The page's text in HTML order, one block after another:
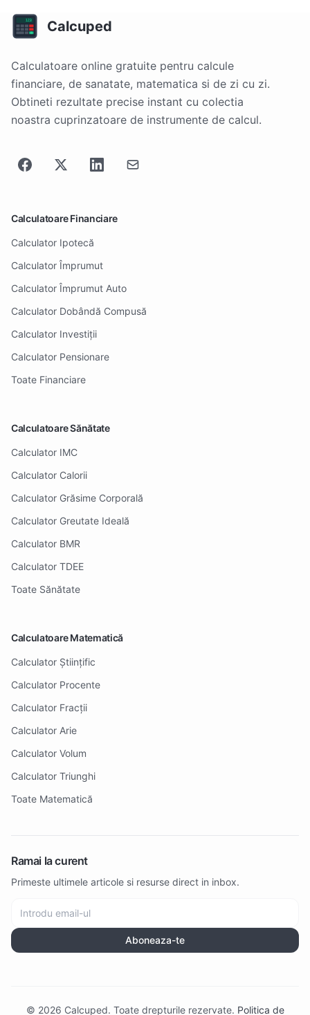
Calcuped
Calculatoare online gratuite pentru calcule
financiare, de sanatate, matematica si de zi cu zi.
Obtineti rezultate precise instant cu colectia
noastra cuprinzatoare de instrumente de calcul.
Calculatoare Financiare
Calculator Ipotecă
Calculator Împrumut
Calculator Împrumut Auto
Calculator Dobândă Compusă
Calculator Investiții
Calculator Pensionare
Toate Financiare
Calculatoare Sănătate
Calculator IMC
Calculator Calorii
Calculator Grăsime Corporală
Calculator Greutate Ideală
Calculator BMR
Calculator TDEE
Toate Sănătate
Calculatoare Matematică
Calculator Științific
Calculator Procente
Calculator Fracții
Calculator Arie
Calculator Volum
Calculator Triunghi
Toate Matematică
Ramai la curent
Primeste ultimele articole si resurse direct in inbox.
Aboneaza-te
© 2026 Calcuped. Toate drepturile rezervate. Politica de